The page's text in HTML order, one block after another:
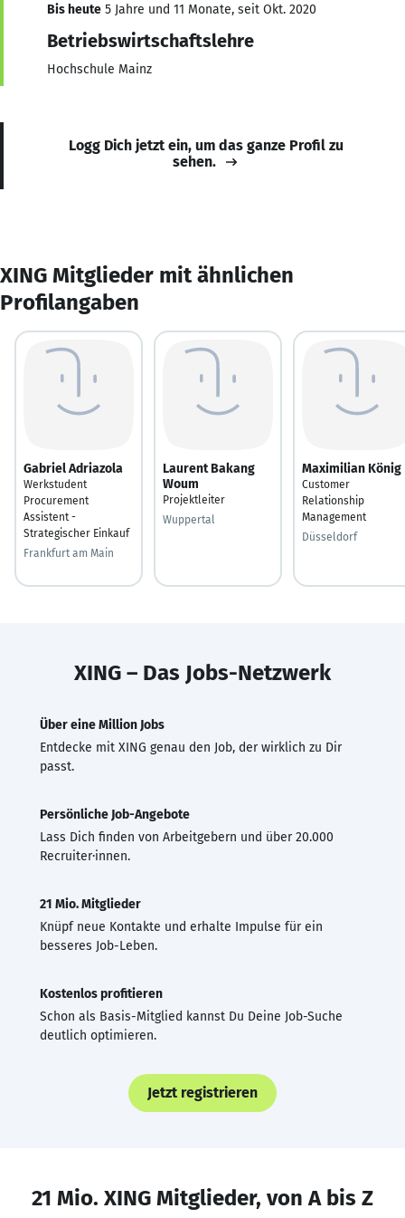
Bis heute 5 Jahre und 11 Monate, seit Okt. 2020
Betriebswirtschaftslehre
Hochschule Mainz
Logg Dich jetzt ein, um das ganze Profil zu
sehen.
XING Mitglieder mit ähnlichen
Profilangaben
Gabriel Adriazola
Werkstudent
Procurement
Assistent -
Strategischer Einkauf
Frankfurt am Main
Laurent Bakang
Woum
Projektleiter
Wuppertal
Maximilian König
Customer
Relationship
Management
Düsseldorf
XING – Das Jobs-Netzwerk
Über eine Million Jobs
Entdecke mit XING genau den Job, der wirklich zu Dir
passt.
Persönliche Job-Angebote
Lass Dich finden von Arbeitgebern und über 20.000
Recruiter·innen.
21 Mio. Mitglieder
Knüpf neue Kontakte und erhalte Impulse für ein
besseres Job-Leben.
Kostenlos profitieren
Schon als Basis-Mitglied kannst Du Deine Job-Suche
deutlich optimieren.
Jetzt registrieren
21 Mio. XING Mitglieder, von A bis Z